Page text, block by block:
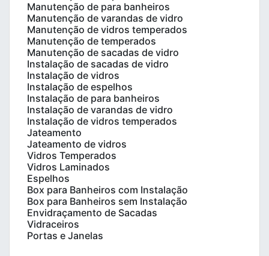
Manutenção de para banheiros
Manutenção de varandas de vidro
Manutenção de vidros temperados
Manutenção de temperados
Manutenção de sacadas de vidro
Instalação de sacadas de vidro
Instalação de vidros
Instalação de espelhos
Instalação de para banheiros
Instalação de varandas de vidro
Instalação de vidros temperados
Jateamento
Jateamento de vidros
Vidros Temperados
Vidros Laminados
Espelhos
Box para Banheiros com Instalação
Box para Banheiros sem Instalação
Envidraçamento de Sacadas
Vidraceiros
Portas e Janelas